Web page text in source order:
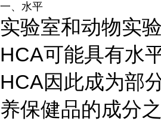
一、水平
实验室和动物实
HCA可能具有水
HCA因此成为部
养保健品的成分之